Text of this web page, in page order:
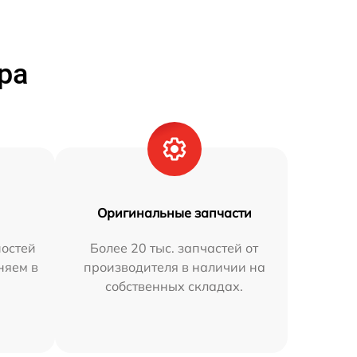
в
Оригинальные запчасти
Более 20 тыс. запчастей от
производителя в наличии на
собственных складах.